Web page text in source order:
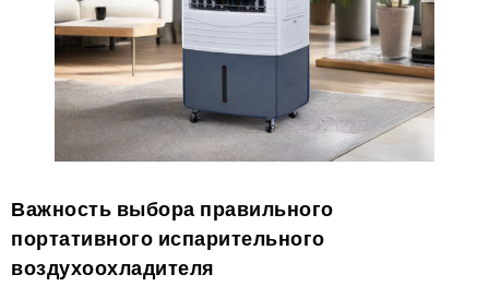
Важность выбора правильного
портативного испарительного
воздухоохладителя